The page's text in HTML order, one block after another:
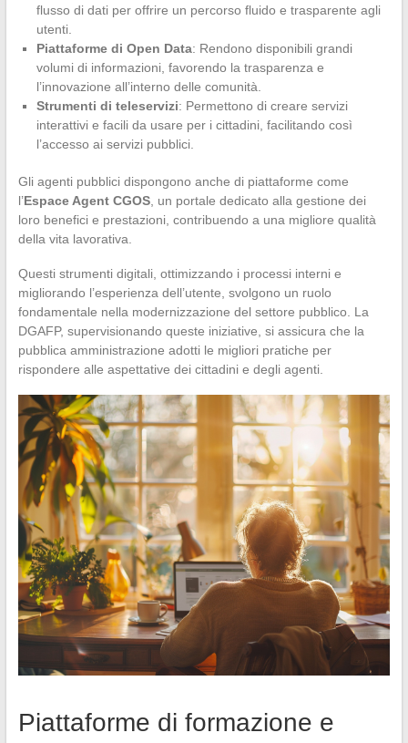
flusso di dati per offrire un percorso fluido e trasparente agli
utenti.
Piattaforme di Open Data: Rendono disponibili grandi
volumi di informazioni, favorendo la trasparenza e
l’innovazione all’interno delle comunità.
Strumenti di teleservizi: Permettono di creare servizi
interattivi e facili da usare per i cittadini, facilitando così
l’accesso ai servizi pubblici.
Gli agenti pubblici dispongono anche di piattaforme come
l’Espace Agent CGOS, un portale dedicato alla gestione dei
loro benefici e prestazioni, contribuendo a una migliore qualità
della vita lavorativa.
Questi strumenti digitali, ottimizzando i processi interni e
migliorando l’esperienza dell’utente, svolgono un ruolo
fondamentale nella modernizzazione del settore pubblico. La
DGAFP, supervisionando queste iniziative, si assicura che la
pubblica amministrazione adotti le migliori pratiche per
rispondere alle aspettative dei cittadini e degli agenti.
Piattaforme di formazione e